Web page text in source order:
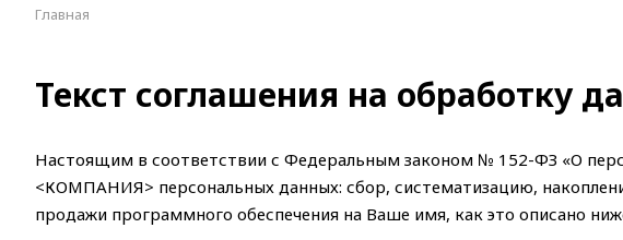
Главная
Текст соглашения на обработку
Настоящим в соответствии с Федеральным законом № 152-ФЗ «О
<КОМПАНИЯ> персональных данных: сбор, систематизацию,
продажи программного обеспечения на Ваше имя, как это описано